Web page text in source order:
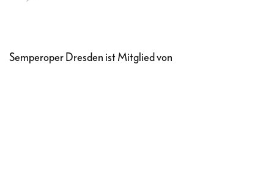
Semperoper Dresden ist Mitglied von